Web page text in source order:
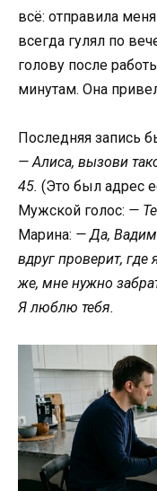
всё: отправила
всегда гулял по
голову после
минутам. Она
Последняя запись
— Алиса, вызови
45. (Это был адрес
Мужской голос: —
Марина: — Да,
вдруг проверит,
же, мне нужно
Я люблю тебя.